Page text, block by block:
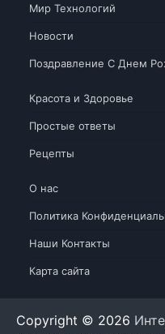
Мир Технологий
Новости
Поздравление С Днем
Красота и Здоровье
Простые ответы
Рецепты
О нас
Политика
Наши Контакты
Карта сайта
Copyright © 2026